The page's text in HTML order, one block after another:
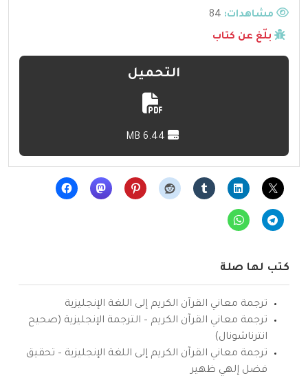
مشاهدات:
بلّغ عن كتاب
التحميل
كتب لها صلة
ترجمة معاني القرآن الكريم إلى اللغة الإنجليزية
ترجمة معاني القرآن الكريم – الترجمة الإنجليزية (صحيح
انترناشونال)
ترجمة معاني القرآن الكريم إلى اللغة الإنجليزية – تحقيق
فضل إلهي ظهير